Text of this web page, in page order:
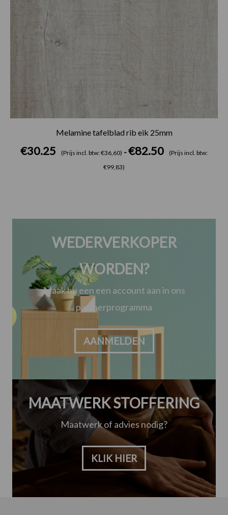
Melamine tafelblad rib eik 25mm
€30.25 (Prijs incl. btw: €36,60) -€82.50
(Prijs incl. btw:
€99,83)
WEDERVERKOPER
WORDEN?
Maak nu een een account aan in ons
partnerprogramma
AANMELDEN
MAATWERK STOFFERING
Maatwerk of advies nodig?
KLIK HIER